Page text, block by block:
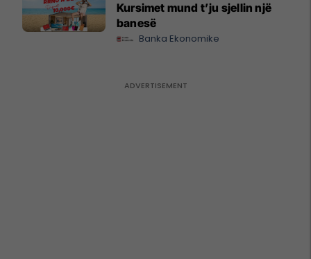
Kursimet mund t’ju sjellin një
banesë
Banka Ekonomike